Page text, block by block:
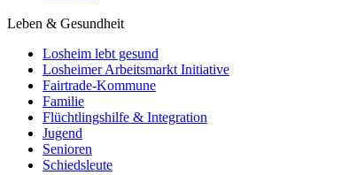
Leben & Gesundheit
Losheim lebt gesund
Losheimer Arbeitsmarkt Initiative
Fairtrade-Kommune
Familie
Flüchtlingshilfe & Integration
Jugend
Senioren
Schiedsleute